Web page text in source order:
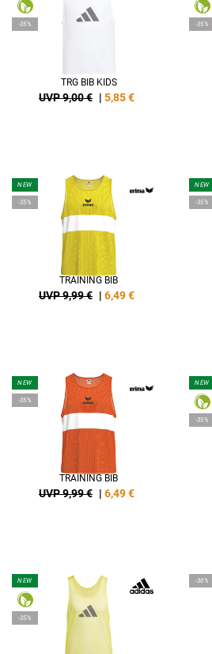
-35%
TRG BIB KIDS
UVP 9,00 € | 5,85€
-35%
NEW
-35%
TRAINING BIB
UVP 9,99 € | 6,49€
NEW
-35%
NEW
-35%
TRAINING BIB
UVP 9,99 € | 6,49€
NEW
-35%
NEW
-35%
-30%